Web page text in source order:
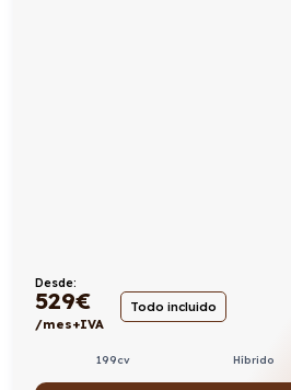
Desde:
529€
/mes+IVA
Todo incluido
199cv Híbrido